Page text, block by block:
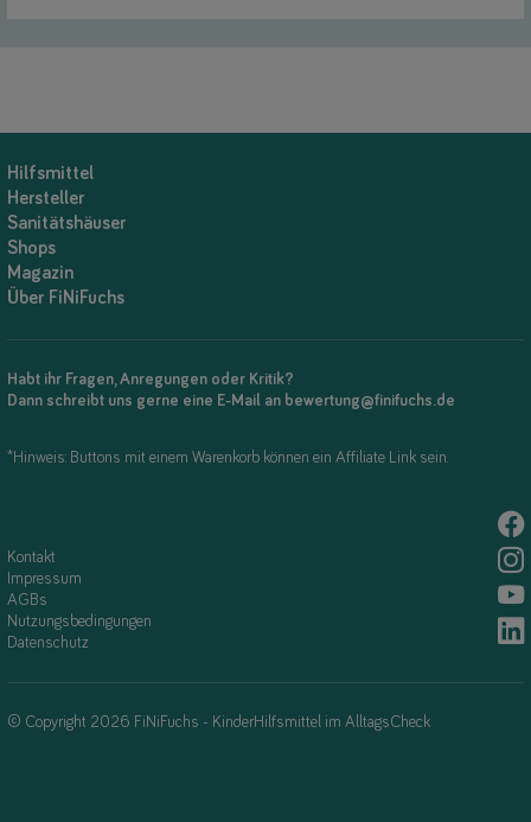
Hilfsmittel
Hersteller
Sanitätshäuser
Shops
Magazin
Über FiNiFuchs
Habt ihr Fragen, Anregungen oder Kritik?
Dann schreibt uns gerne eine E-Mail an bewertung@finifuchs.de
*Hinweis: Buttons mit einem Warenkorb können ein Affiliate Link sein.
Kontakt
Impressum
AGBs
Nutzungsbedingungen
Datenschutz
© Copyright 2026 FiNiFuchs - KinderHilfsmittel im AlltagsCheck